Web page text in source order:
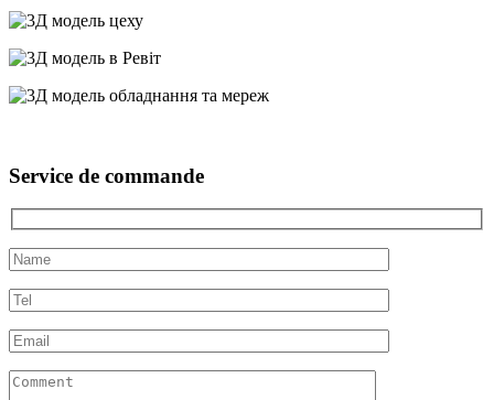
Service de commande